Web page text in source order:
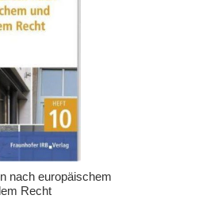
nach europäischem
Recht